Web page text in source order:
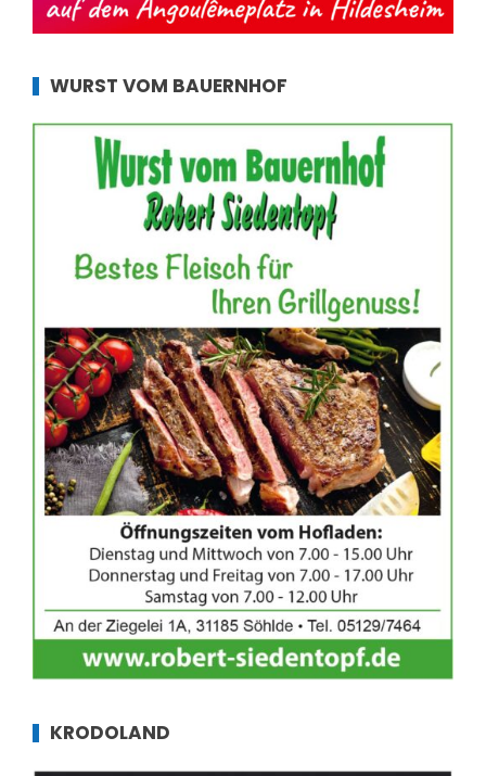
WURST VOM BAUERNHOF
KRODOLAND